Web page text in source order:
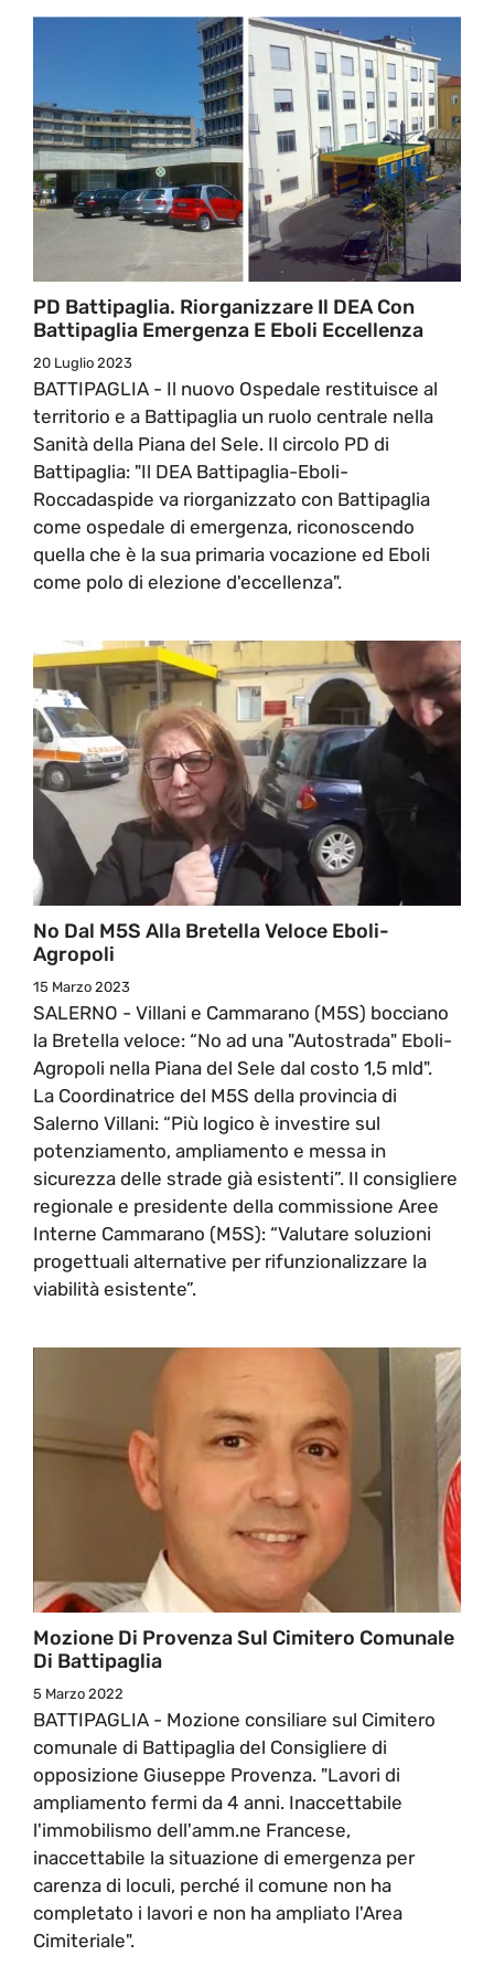
PD Battipaglia. Riorganizzare Il DEA Con
Battipaglia Emergenza E Eboli Eccellenza
20 Luglio 2023
BATTIPAGLIA - Il nuovo Ospedale restituisce al
territorio e a Battipaglia un ruolo centrale nella
Sanità della Piana del Sele. Il circolo PD di
Battipaglia: "Il DEA Battipaglia-Eboli-
Roccadaspide va riorganizzato con Battipaglia
come ospedale di emergenza, riconoscendo
quella che è la sua primaria vocazione ed Eboli
come polo di elezione d'eccellenza".
No Dal M5S Alla Bretella Veloce Eboli-
Agropoli
15 Marzo 2023
SALERNO - Villani e Cammarano (M5S) bocciano
la Bretella veloce: “No ad una "Autostrada" Eboli-
Agropoli nella Piana del Sele dal costo 1,5 mld".
La Coordinatrice del M5S della provincia di
Salerno Villani: “Più logico è investire sul
potenziamento, ampliamento e messa in
sicurezza delle strade già esistenti”. Il consigliere
regionale e presidente della commissione Aree
Interne Cammarano (M5S): “Valutare soluzioni
progettuali alternative per rifunzionalizzare la
viabilità esistente”.
Mozione Di Provenza Sul Cimitero Comunale
Di Battipaglia
5 Marzo 2022
BATTIPAGLIA - Mozione consiliare sul Cimitero
comunale di Battipaglia del Consigliere di
opposizione Giuseppe Provenza. "Lavori di
ampliamento fermi da 4 anni. Inaccettabile
l'immobilismo dell'amm.ne Francese,
inaccettabile la situazione di emergenza per
carenza di loculi, perché il comune non ha
completato i lavori e non ha ampliato l'Area
Cimiteriale".